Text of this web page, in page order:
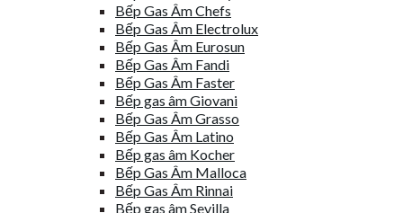
Bếp Gas Âm Chefs
Bếp Gas Âm Electrolux
Bếp Gas Âm Eurosun
Bếp Gas Âm Fandi
Bếp Gas Âm Faster
Bếp gas âm Giovani
Bếp Gas Âm Grasso
Bếp Gas Âm Latino
Bếp gas âm Kocher
Bếp Gas Âm Malloca
Bếp Gas Âm Rinnai
Bếp gas âm Sevilla